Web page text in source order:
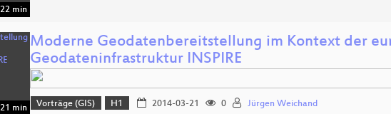
22 min
21 min
Moderne Geodatenbereitstellung im Kontext der
Geodateninfrastruktur INSPIRE
Vorträge (GIS) H1 2014-03-21 0 Jürgen Weichand